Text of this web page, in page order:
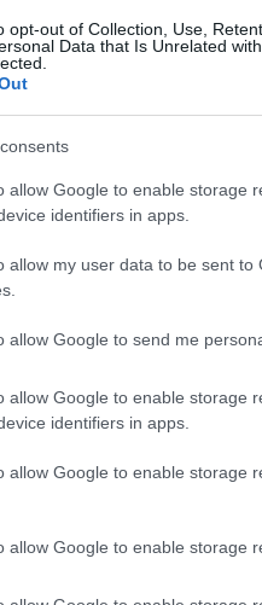
opt-out of Collection, Use,
Data that Is Unrelated
allow Google to enable storage
identifiers in apps.
allow my user data to be sent to
allow Google to send me
allow Google to enable storage
identifiers in apps.
allow Google to enable storage
allow Google to enable storage
ΥΛΙΚΟ-ΣΥΣΚΕΥΕΣ
Εκτυπωτές
ευκρίνειας
αφίσας –
Canon
01.03.2021